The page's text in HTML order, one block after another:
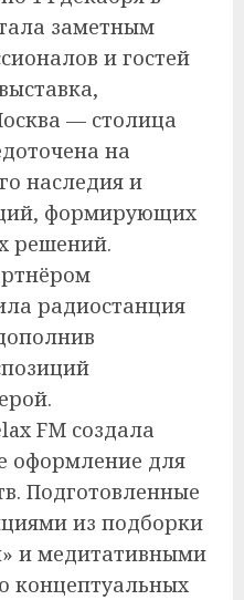
заметным
и гостей
— столица
на
наследия и
формирующих
решений.
радиостанция
FM создала
оформление для
Подготовленные
из подборки
и медитативными
концептуальных